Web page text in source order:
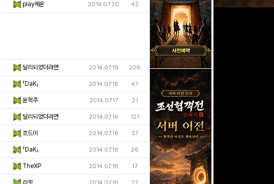
play제온 2014.07.20 42
달리되었더라면 2014.07.19 208
「DaK」 2014.07.18 47
윤혁주 2014.07.17 21
달리되었더라면 2014.07.16 121
흐드미 2014.07.16 37
「DaK」 2014.07.16 26
TheXP 2014.07.16 17
리핏